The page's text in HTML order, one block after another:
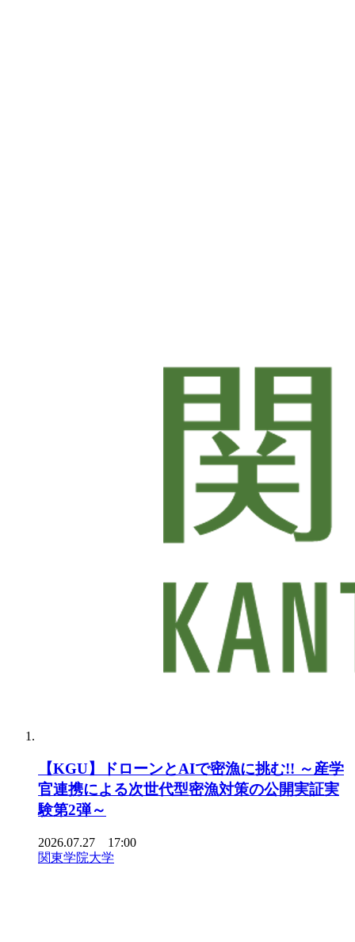
【KGU】ドローンとAIで密漁に挑む!! ～産学
官連携による次世代型密漁対策の公開実証実
験第2弾～
2026.07.27 17:00
関東学院大学